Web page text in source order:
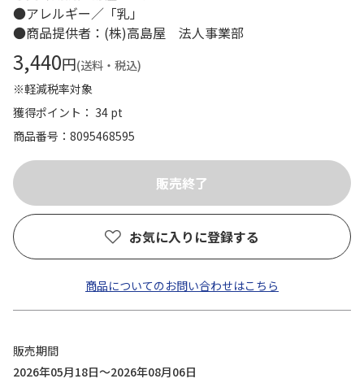
●アレルギー／「乳」
●商品提供者：(株)高島屋 法人事業部
3,440円(送料・税込)
※軽減税率対象
獲得ポイント： 34 pt
商品番号
8095468595
お気に入りに登録する
商品についてのお問い合わせはこちら
販売期間
2026年05月18日～2026年08月06日